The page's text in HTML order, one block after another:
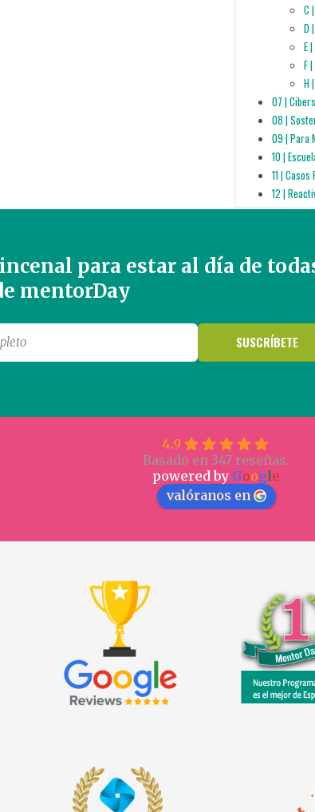
C
D
E
F
H
07 |
08 |
09 | Para
10 |
11 |
12 |
para estar al día de
mentorDay
4.9
Basado en 347 reseñas.
powered by Google
valóranos en